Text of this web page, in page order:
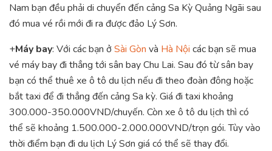
Nam bạn đều phải di chuyển đến cảng Sa Kỳ Quảng Ngãi sau
đó mua vé rồi mới đi ra được đảo Lý Sơn.
+Máy bay: Với các bạn ởSài Gòn và Hà Nội các bạn sẽ mua
vé máy bay đi thẳng tới sân bay Chu Lai. Sau đó từ sân bay
bạn có thể thuê xe ô tô du lịch nếu đi theo đoàn đông hoặc
bắt taxi để đi thẳng đến cảng Sa kỳ. Giá đi taxi khoảng
300.000-350.000VND/chuyến. Còn xe ô tô du lịch thì có
thể sẽ khoảng 1.500.000-2.000.000VND/trọn gói. Tùy vào
thời điểm bạn đi du lịch Lý Sơn giá có thể sẽ thay đổi.